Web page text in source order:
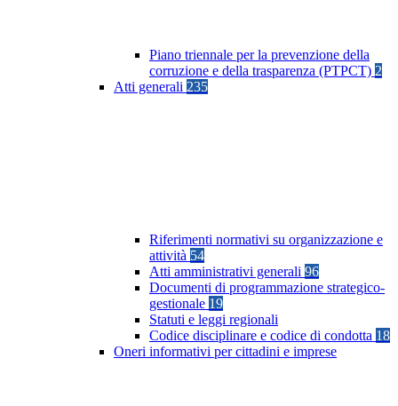
Piano triennale per la prevenzione della
corruzione e della trasparenza (PTPCT) 2
Atti generali 235
Riferimenti normativi su organizzazione e
attività 54
Atti amministrativi generali 96
Documenti di programmazione strategico-
gestionale 19
Statuti e leggi regionali
Codice disciplinare e codice di condotta 18
Oneri informativi per cittadini e imprese